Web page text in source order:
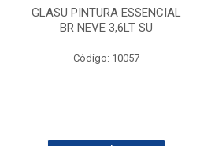
GLASU PINTURA ESSENCIAL
BR NEVE 3,6LT SU
Código: 10057